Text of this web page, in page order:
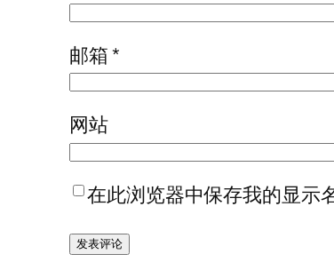
邮箱*
网站
在此浏览器中保存我的显示